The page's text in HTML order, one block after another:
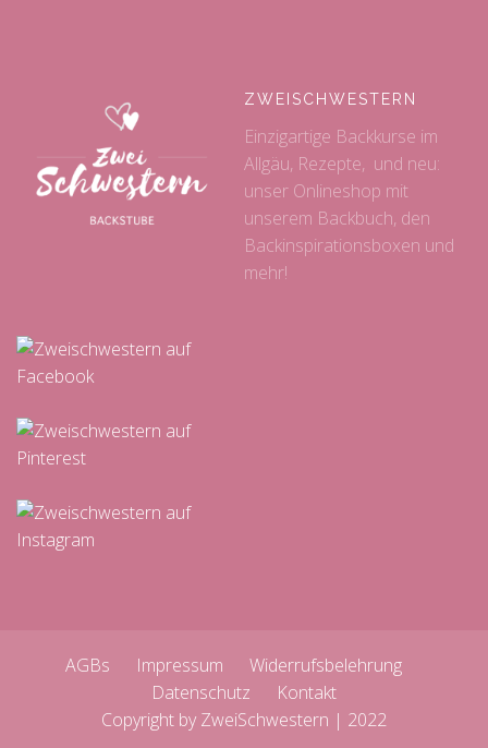
ZWEISCHWESTERN
Einzigartige Backkurse im
Allgäu, Rezepte, und neu:
unser Onlineshop mit
unserem Backbuch, den
Backinspirationsboxen und
mehr!
AGBs Impressum
Widerrufsbelehrung
Datenschutz
Kontakt
Copyright by ZweiSchwestern | 2022